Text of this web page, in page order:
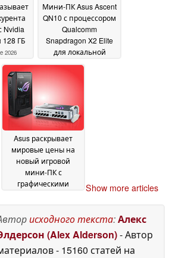
Nvidia
128 ГБ
2026
Мини-ПК Asus Ascent
QN10 с процессором
Qualcomm
Snapdragon X2 Elite
для локальной
разработки ИИ и
OpenClaw
Asus раскрывает
мировые цены на
новый игровой
мини-ПК с
графическими
и RTX 508002 June 2026
Show more articles
исходного текста:Алекс
(Alex Alderson)- Автор
- 15160 статей на